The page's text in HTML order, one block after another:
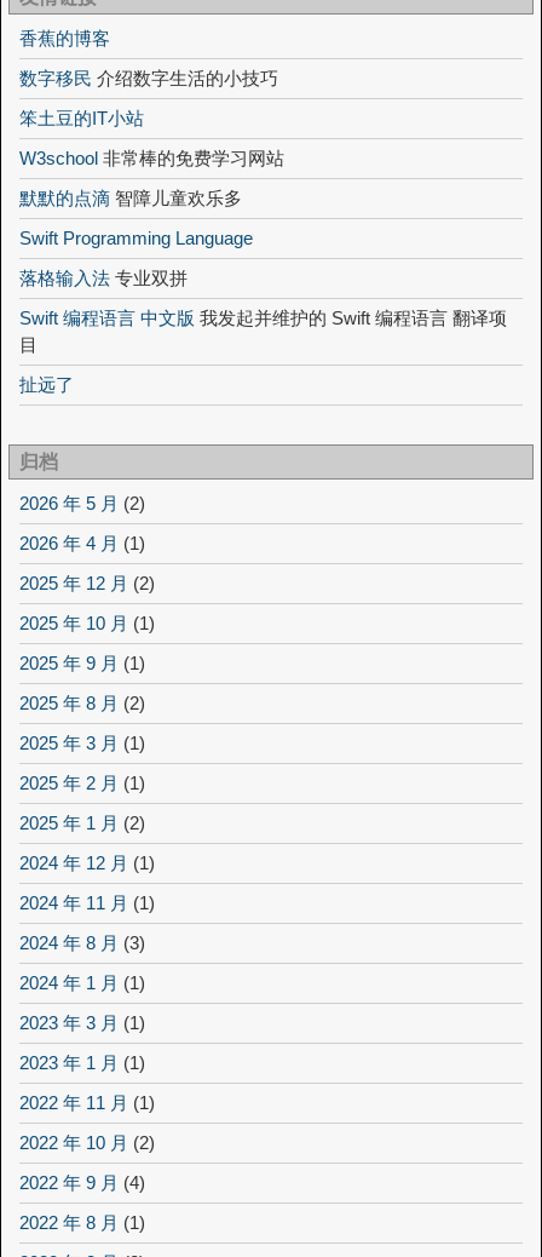
香蕉的博客
数字移民 介绍数字生活的小技巧
笨土豆的IT小站
W3school 非常棒的免费学习网站
默默的点滴 智障儿童欢乐多
Swift Programming Language
落格输入法 专业双拼
Swift 编程语言 中文版 我发起并维护的 Swift 编程语言 翻译项
目
扯远了
归档
2026 年 5 月 (2)
2026 年 4 月 (1)
2025 年 12 月 (2)
2025 年 10 月 (1)
2025 年 9 月 (1)
2025 年 8 月 (2)
2025 年 3 月 (1)
2025 年 2 月 (1)
2025 年 1 月 (2)
2024 年 12 月 (1)
2024 年 11 月 (1)
2024 年 8 月 (3)
2024 年 1 月 (1)
2023 年 3 月 (1)
2023 年 1 月 (1)
2022 年 11 月 (1)
2022 年 10 月 (2)
2022 年 9 月 (4)
2022 年 8 月 (1)